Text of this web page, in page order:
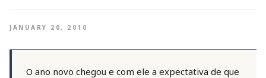
JANUARY 20, 2010
O ano novo chegou e com ele a expectativa de que